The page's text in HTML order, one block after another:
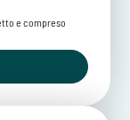
e compreso